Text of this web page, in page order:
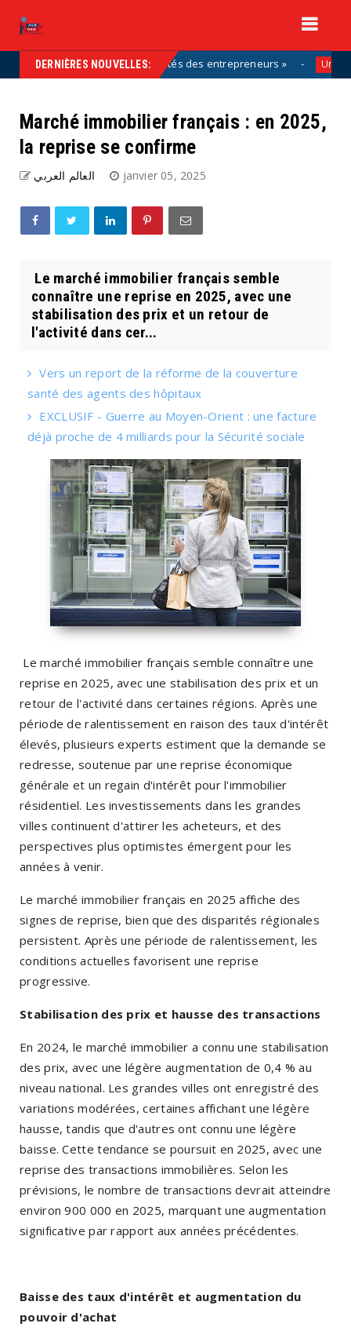
DERNIÈRES NOUVELLES:
de la solution, aux côtés des entrepreneurs »
Marché immobilier français : en 2025,
la reprise se confirme
العالم العربي janvier 05, 2025
Le marché immobilier français semble
connaître une reprise en 2025, avec une
stabilisation des prix et un retour de
l'activité dans cer...
Vers un report de la réforme de la couverture
santé des agents des hôpitaux
EXCLUSIF - Guerre au Moyen-Orient : une facture
déjà proche de 4 milliards pour la Sécurité sociale
Le marché immobilier français semble connaître une
reprise en 2025, avec une stabilisation des prix et un
retour de l'activité dans certaines régions. Après une
période de ralentissement en raison des taux d'intérêt
élevés, plusieurs experts estiment que la demande se
redresse, soutenue par une reprise économique
générale et un regain d'intérêt pour l'immobilier
résidentiel. Les investissements dans les grandes
villes continuent d'attirer les acheteurs, et des
perspectives plus optimistes émergent pour les
années à venir.
Le marché immobilier français en 2025 affiche des
signes de reprise, bien que des disparités régionales
persistent. Après une période de ralentissement, les
conditions actuelles favorisent une reprise
progressive.
Stabilisation des prix et hausse des transactions
En 2024, le marché immobilier a connu une stabilisation
des prix, avec une légère augmentation de 0,4 % au
niveau national. Les grandes villes ont enregistré des
variations modérées, certaines affichant une légère
hausse, tandis que d'autres ont connu une légère
baisse. Cette tendance se poursuit en 2025, avec une
reprise des transactions immobilières. Selon les
prévisions, le nombre de transactions devrait atteindre
environ 900 000 en 2025, marquant une augmentation
significative par rapport aux années précédentes.
Baisse des taux d'intérêt et augmentation du
pouvoir d'achat